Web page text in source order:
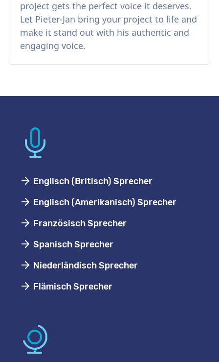
project gets the perfect voice it deserves.
Let Pieter-Jan bring your project to life and
make it stand out with his authentic and
engaging voice.
Englisch (Britisch) Sprecher
Englisch (Amerikanisch) Sprecher
Französisch Sprecher
Spanisch Sprecher
Niederländisch Sprecher
Flämisch Sprecher